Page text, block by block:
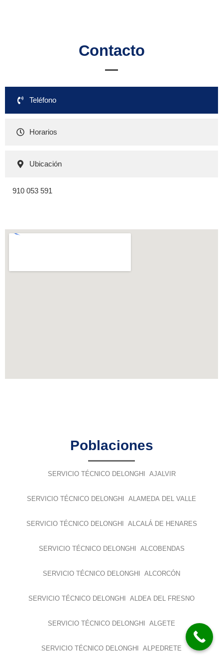
Contacto
Teléfono
Horarios
Ubicación
910 053 591
Poblaciones
SERVICIO TÉCNICO DELONGHI AJALVIR
SERVICIO TÉCNICO DELONGHI ALAMEDA DEL VALLE
SERVICIO TÉCNICO DELONGHI ALCALÁ DE HENARES
SERVICIO TÉCNICO DELONGHI ALCOBENDAS
SERVICIO TÉCNICO DELONGHI ALCORCÓN
SERVICIO TÉCNICO DELONGHI ALDEA DEL FRESNO
SERVICIO TÉCNICO DELONGHI ALGETE
SERVICIO TÉCNICO DELONGHI ALPEDRETE